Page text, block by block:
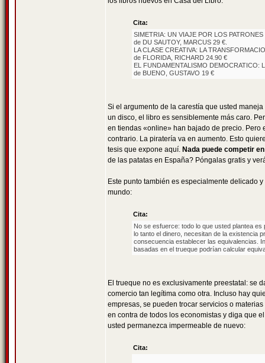
Cita:
SIMETRIA: UN VIAJE POR LOS PATRONES
de DU SAUTOY, MARCUS 29 €.
LA CLASE CREATIVA: LA
de FLORIDA, RICHARD 24.90 €
EL FUNDAMENTALISMO DEMOCRATICO:
de BUENO, GUSTAVO 19 €
Si el argumento de la carestía que usted
un disco, el libro es sensiblemente más caro.
en tiendas «online» han bajado de precio. Pero
contrario. La piratería va en aumento. Esto
tesis que expone aquí. Nada puede competir
de las patatas en España? Póngalas gratis y
Este punto también es especialmente delicado
mundo:
Cita:
No se esfuerce: todo lo que usted plantea
lo tanto el dinero, necesitan de la existencia
consecuencia establecer las equivalencias.
basadas en el trueque podrían calcular
El trueque no es exclusivamente preestatal: se
comercio tan legítima como otra. Incluso hay
empresas, se pueden trocar servicios o
en contra de todos los economistas y diga que
usted permanezca impermeable de nuevo:
Cita: